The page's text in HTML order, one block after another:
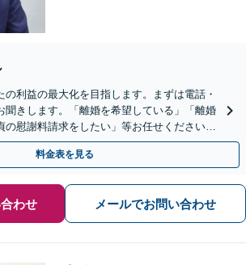
の利益の最大化を目指します。まずは電話・
聞きします。「離婚を希望している」「離婚
の慰謝料請求をしたい」等お任せください。
定】
料金表を見る
わせ メールでお問い合わせ